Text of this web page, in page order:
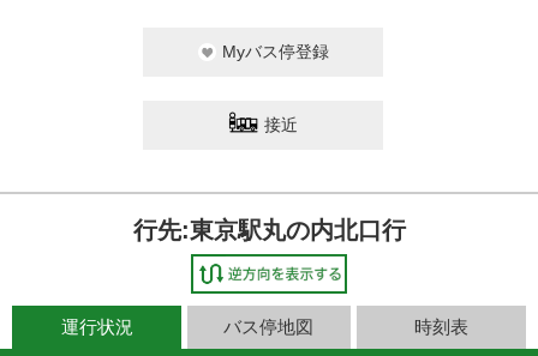
Myバス停登録
接近
行先:東京駅丸の内北口行
運行状況 バス停地図 時刻表